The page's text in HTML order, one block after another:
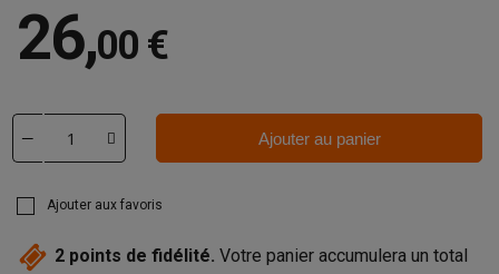
26,00 €
Ajouter au panier
Ajouter aux favoris
2 points de fidélité. Votre panier accumulera un total